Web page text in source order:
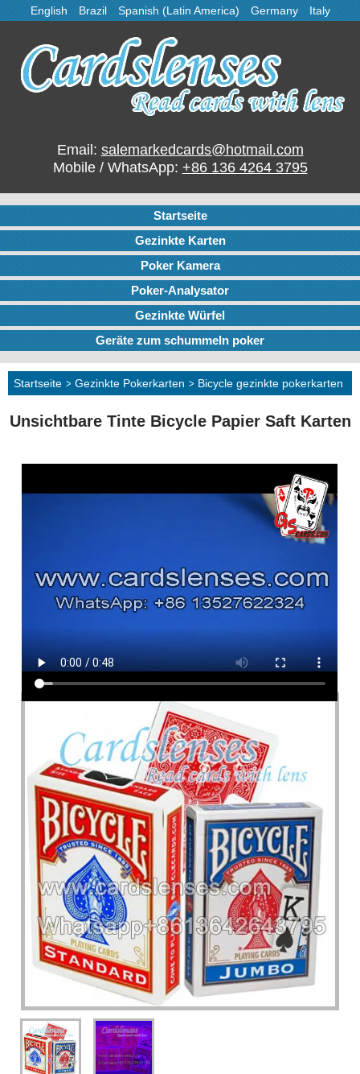
English Brazil Spanish (Latin America) Germany Italy
Email: salemarkedcards@hotmail.com
Mobile / WhatsApp: +86 136 4264 3795
Startseite
Gezinkte Karten
Poker Kamera
Poker-Analysator
Gezinkte Würfel
Geräte zum schummeln poker
Startseite > Gezinkte Pokerkarten > Bicycle gezinkte pokerkarten
Unsichtbare Tinte Bicycle Papier Saft Karten